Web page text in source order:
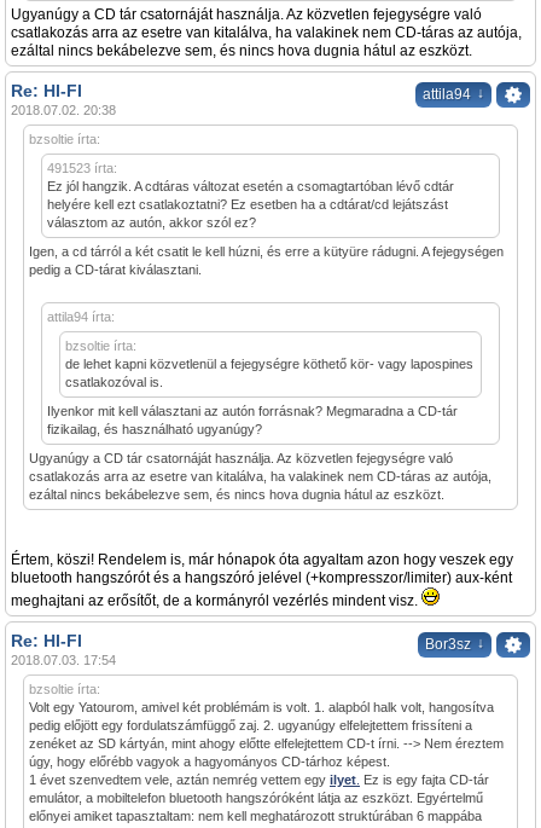
Ugyanúgy a CD tár csatornáját használja. Az közvetlen fejegységre való
csatlakozás arra az esetre van kitalálva, ha valakinek nem CD-táras az autója,
ezáltal nincs bekábelezve sem, és nincs hova dugnia hátul az eszközt.
attila94 ↓
Re: HI-FI
2018.07.02. 20:38
bzsoltie írta:
491523 írta:
Ez jól hangzik. A cdtáras változat esetén a csomagtartóban lévő cdtár
helyére kell ezt csatlakoztatni? Ez esetben ha a cdtárat/cd lejátszást
választom az autón, akkor szól ez?
Igen, a cd tárról a két csatit le kell húzni, és erre a kütyüre rádugni. A fejegységen
pedig a CD-tárat kiválasztani.
attila94 írta:
bzsoltie írta:
de lehet kapni közvetlenül a fejegységre köthető kör- vagy lapospines
csatlakozóval is.
Ilyenkor mit kell választani az autón forrásnak? Megmaradna a CD-tár
fizikailag, és használható ugyanúgy?
Ugyanúgy a CD tár csatornáját használja. Az közvetlen fejegységre való
csatlakozás arra az esetre van kitalálva, ha valakinek nem CD-táras az autója,
ezáltal nincs bekábelezve sem, és nincs hova dugnia hátul az eszközt.
Értem, köszi! Rendelem is, már hónapok óta agyaltam azon hogy veszek egy
bluetooth hangszórót és a hangszóró jelével (+kompresszor/limiter) aux-ként
meghajtani az erősítőt, de a kormányról vezérlés mindent visz.
Bor3sz ↓
Re: HI-FI
2018.07.03. 17:54
bzsoltie írta:
Volt egy Yatourom, amivel két problémám is volt. 1. alapból halk volt, hangosítva
pedig előjött egy fordulatszámfüggő zaj. 2. ugyanúgy elfelejtettem frissíteni a
zenéket az SD kártyán, mint ahogy előtte elfelejtettem CD-t írni. --> Nem éreztem
úgy, hogy előrébb vagyok a hagyományos CD-tárhoz képest.
1 évet szenvedtem vele, aztán nemrég vettem egy ilyet
Ez is egy fajta CD-tár
emulátor, a mobiltelefon bluetooth hangszóróként látja az eszközt. Egyértelmű
előnyei amiket tapasztaltam: nem kell meghatározott struktúrában 6 mappába